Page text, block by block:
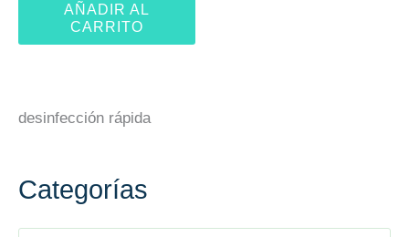
Categorías
AÑADIR AL
CARRITO
desinfección rápida